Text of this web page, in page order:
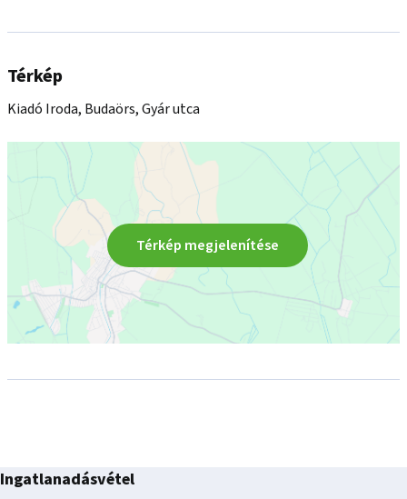
Térkép
Kiadó Iroda, Budaörs, Gyár utca
Térkép megjelenítése
Ingatlanadásvétel